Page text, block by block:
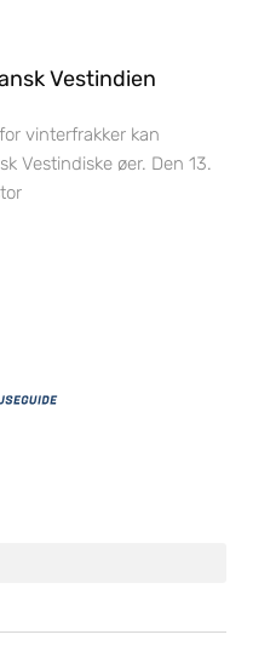
Vestindien
vinterfrakker kan
Vestindiske øer. Den 13.